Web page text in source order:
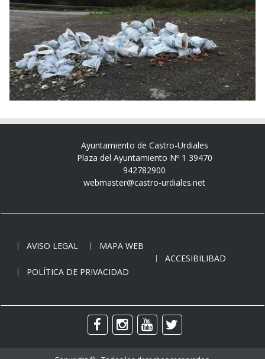
Ayuntamiento de Castro-Urdiales
Plaza del Ayuntamiento Nº 1 39470
942782900
webmaster@castro-urdiales.net
AVISO LEGAL
MAPA WEB
ACCESIBILIBAD
POLÍTICA DE PRIVACIDAD